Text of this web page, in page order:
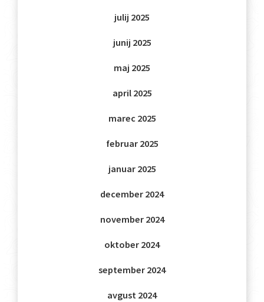
julij 2025
junij 2025
maj 2025
april 2025
marec 2025
februar 2025
januar 2025
december 2024
november 2024
oktober 2024
september 2024
avgust 2024